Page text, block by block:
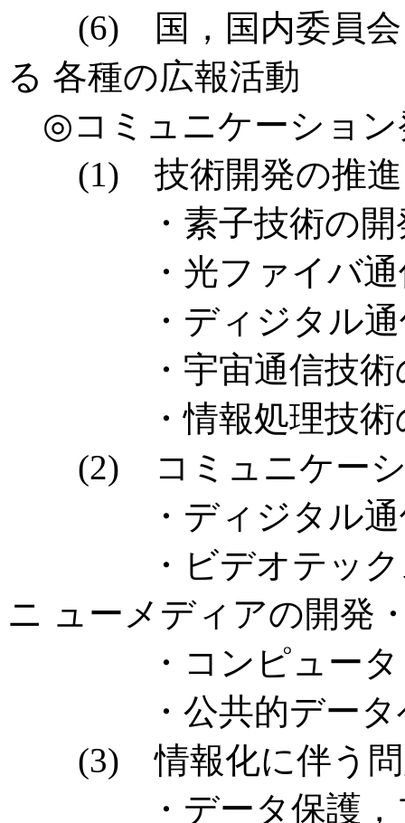
(6) 国，国内委員会
る 各種の広報活動
◎コミュニケーション
(1) 技術開発の推進
・素子技術の開
・光ファイバ通信
・ディジタル通信
・宇宙通信技術
・情報処理技術
(2) コミュニケーシ
・ディジタル通信
・ビデオテックス
ニ ューメディアの開発
・コンピュータ・
・公共的データベ
(3) 情報化に伴う問
・データ保護，プ